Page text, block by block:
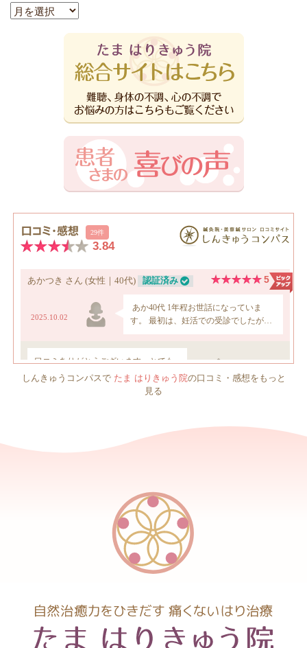
月
別
しんきゅうコンパスで たま はりきゅう院の口コミ・感想をもっと
見る